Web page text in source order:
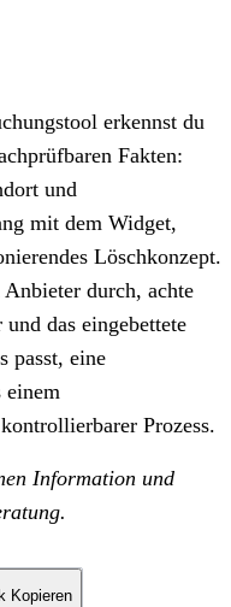
erkennst du
Fakten:
und
mit dem Widget,
Löschkonzept.
durch, achte
das eingebettete
passt, eine
Prozess.
Information und
Kopieren